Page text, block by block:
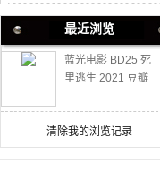
最近浏览
蓝光电影 BD25 死
里逃生 2021 豆瓣
清除我的浏览记录